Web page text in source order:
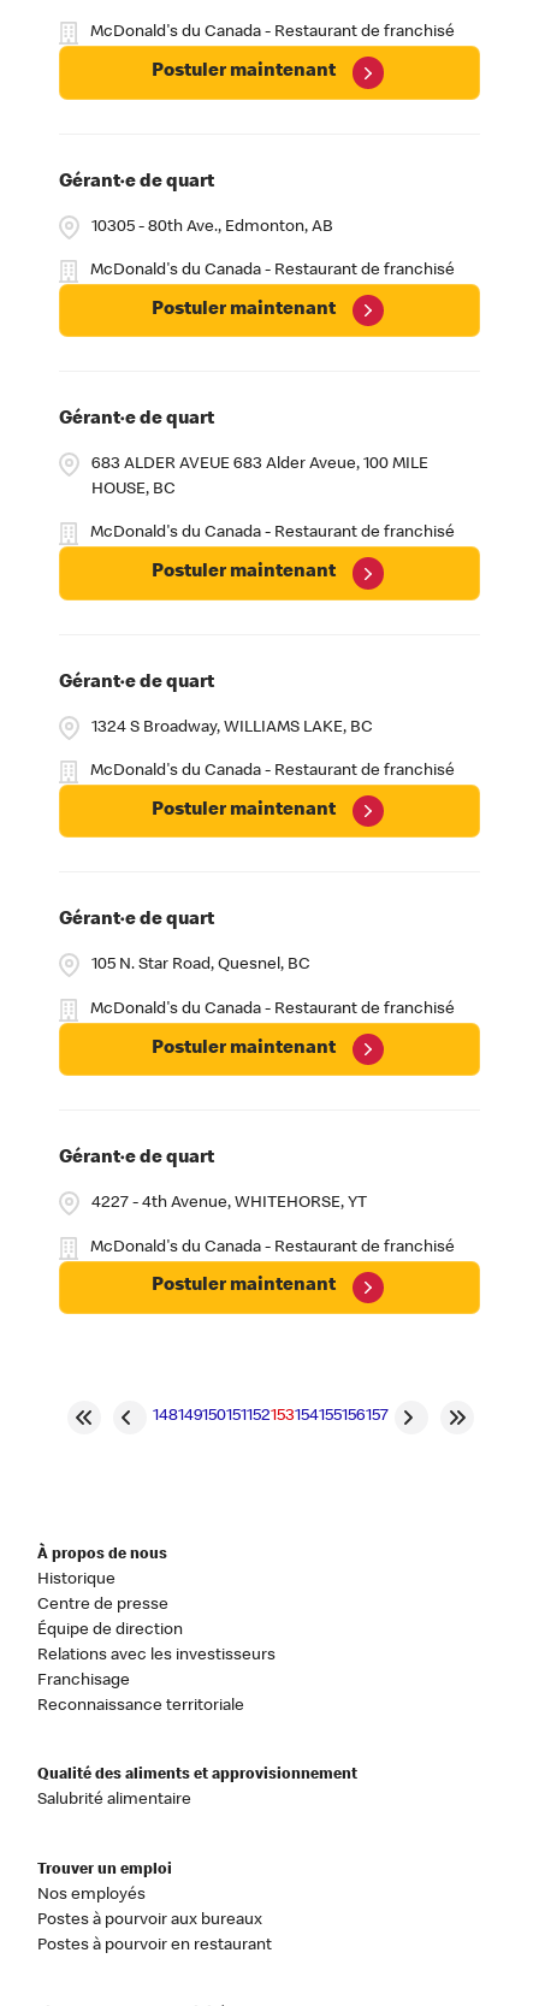
McDonald's du Canada - Restaurant de franchisé
Postuler maintenant
Gérant·e de quart
10305 - 80th Ave., Edmonton, AB
McDonald's du Canada - Restaurant de franchisé
Postuler maintenant
Gérant·e de quart
683 ALDER AVEUE 683 Alder Aveue, 100 MILE
HOUSE, BC
McDonald's du Canada - Restaurant de franchisé
Postuler maintenant
Gérant·e de quart
1324 S Broadway, WILLIAMS LAKE, BC
McDonald's du Canada - Restaurant de franchisé
Postuler maintenant
Gérant·e de quart
105 N. Star Road, Quesnel, BC
McDonald's du Canada - Restaurant de franchisé
Postuler maintenant
Gérant·e de quart
4227 - 4th Avenue, WHITEHORSE, YT
McDonald's du Canada - Restaurant de franchisé
Postuler maintenant
148149150151152153154155156157
À propos de nous
Historique
Centre de presse
Équipe de direction
Relations avec les investisseurs
Franchisage
Reconnaissance territoriale
Qualité des aliments et approvisionnement
Salubrité alimentaire
Trouver un emploi
Nos employés
Postes à pourvoir aux bureaux
Postes à pourvoir en restaurant